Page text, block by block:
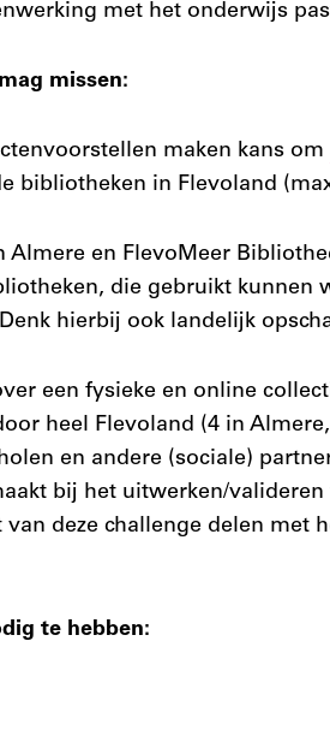
met het onderwijs
missen:
maken kans om
bibliotheken in Flevoland
Almere en FlevoMeer
die gebruikt kunnen
hierbij ook landelijk
een fysieke en online
heel Flevoland (4 in
en andere (sociale)
bij het uitwerken/valideren
deze challenge delen met
te hebben: